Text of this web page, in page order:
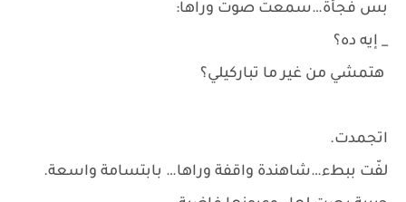
بس فجأة…سمعت صوت وراها:
_ إيه ده؟
هتمشي من غير ما تباركيلي؟
اتجمدت.
لفّت ببطء…شاهندة واقفة وراها… بابتسامة واسعة.